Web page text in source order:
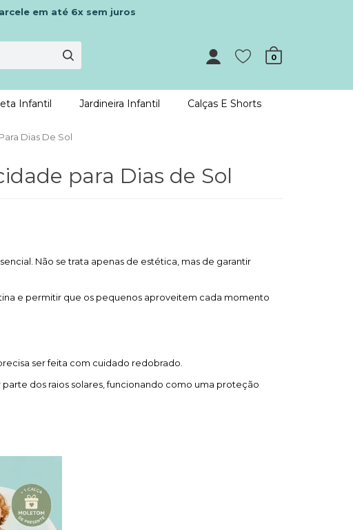
em até 6x sem juros
0
Infantil Jardineira Infantil Calças E Shorts
Dias De Sol
para Dias de Sol
Não se trata apenas de estética, mas de garantir
e permitir que os pequenos aproveitem cada momento
ser feita com cuidado redobrado.
dos raios solares, funcionando como uma proteção